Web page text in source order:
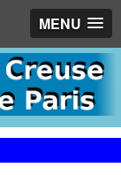
MENU